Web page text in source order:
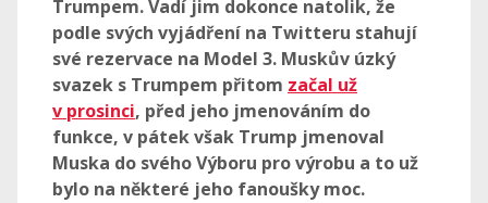
Trumpem. Vadí jim dokonce natolik, že
podle svých vyjádření na Twitteru stahují
své rezervace na Model 3. Muskův úzký
svazek s Trumpem přitom začal už
v prosinci, před jeho jmenováním do
funkce, v pátek však Trump jmenoval
Muska do svého Výboru pro výrobu a to už
bylo na některé jeho fanoušky moc.